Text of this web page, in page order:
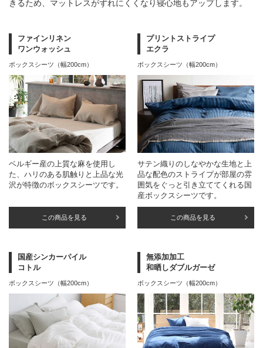
きるため、マットレスがずれにくくなり寝心地もアップします。
ファインリネン
ワンウォッシュ
ボックスシーツ（幅200cm）
ベルギー産の上質な麻を使用し
た、ハリのある肌触りと上品な光
沢が特徴のボックスシーツです。
この商品を見る
プリントストライプ
エクラ
ボックスシーツ（幅200cm）
サテン織りのしなやかな生地と上
品な配色のストライプが部屋の雰
囲気をぐっと引き立ててくれる国
産ボックスシーツです。
この商品を見る
国産シンカーパイル
コトル
ボックスシーツ（幅200cm）
無添加加工
和晒しダブルガーゼ
ボックスシーツ（幅200cm）